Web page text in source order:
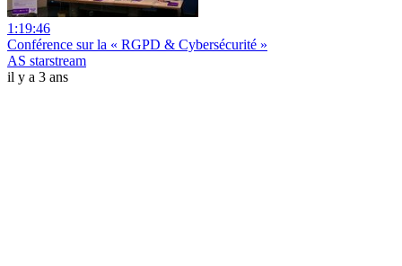
1:19:46
Conférence sur la « RGPD & Cybersécurité »
AS starstream
il y a 3 ans